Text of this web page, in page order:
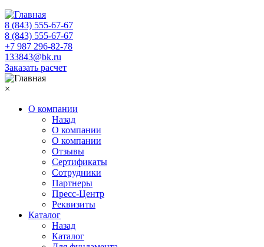
8 (843) 555-67-67
8 (843) 555-67-67
+7 987 296-82-78
133843@bk.ru
Заказать расчет
×
О компании
Назад
О компании
О компании
Отзывы
Сертификаты
Сотрудники
Партнеры
Пресс-Центр
Реквизиты
Каталог
Назад
Каталог